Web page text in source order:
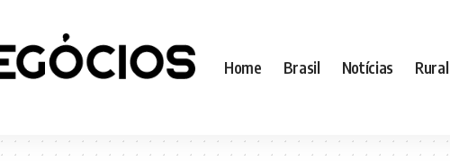
Home Brasil Notícias Rural